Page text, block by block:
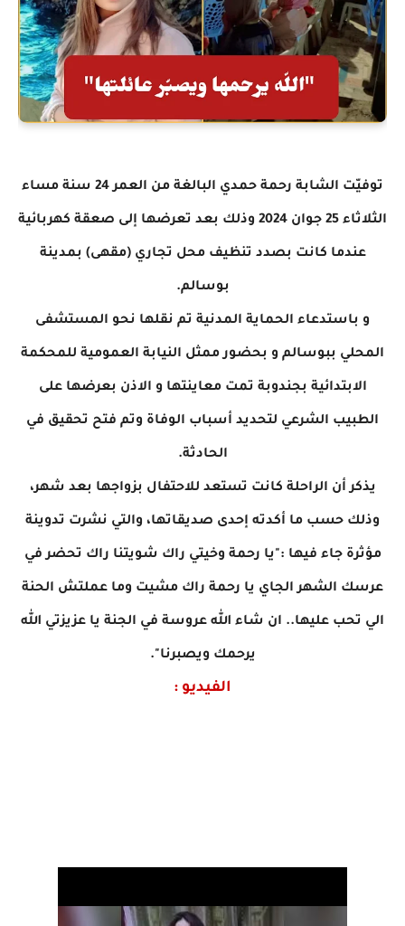
توفيّت الشابة رحمة حمدي البالغة من العمر 24 سنة مساء
الثلاثاء 25 جوان 2024 وذلك بعد تعرضها إلى صعقة كهربائية
عندما كانت بصدد تنظيف محل تجاري (مقهى) بمدينة
بوسالم.
و باستدعاء الحماية المدنية تم نقلها نحو المستشفى
المحلي ببوسالم و بحضور ممثل النيابة العمومية للمحكمة
الابتدائية بجندوبة تمت معاينتها و الاذن بعرضها على
الطبيب الشرعي لتحديد أسباب الوفاة وتم فتح تحقيق في
الحادثة.
يذكر أن الراحلة كانت تستعد للاحتفال بزواجها بعد شهر،
وذلك حسب ما أكدته إحدى صديقاتها، والتي نشرت تدوينة
مؤثرة جاء فيها :"يا رحمة وخيتي راك شويتنا راك تحضر في
عرسك الشهر الجاي يا رحمة راك مشيت وما عملتش الحنة
الي تحب عليها.. ان شاء الله عروسة في الجنة يا عزيزتي الله
يرحمك ويصبرنا".
الفيديو :